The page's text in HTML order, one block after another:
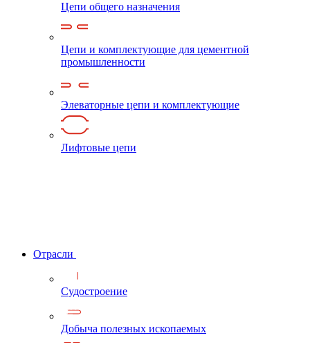
Цепи общего назначения
Цепи и комплектующие для цементной
промышленности
Элеваторные цепи и комплектующие
Лифтовые цепи
Отрасли
Судостроение
Добыча полезных ископаемых